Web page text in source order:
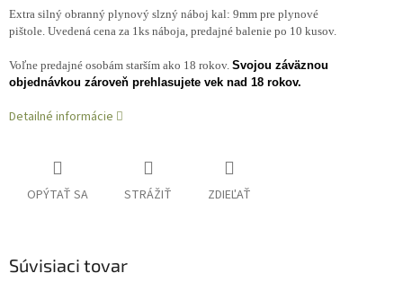
Extra silný obranný plynový slzný náboj kal: 9mm pre plynové
pištole. Uvedená cena za 1ks náboja, predajné balenie po 10 kusov.
Voľne predajné osobám starším ako 18 rokov. Svojou záväznou
objednávkou zároveň prehlasujete vek nad 18 rokov.
Detailné informácie
OPÝTAŤ SA STRÁŽIŤ ZDIEĽAŤ
Súvisiaci tovar